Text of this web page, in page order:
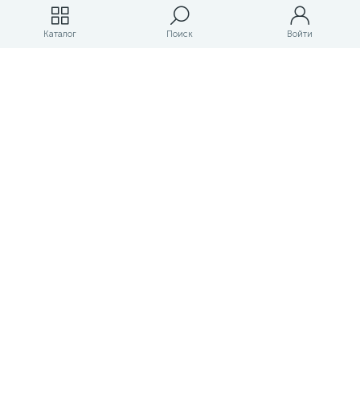
Каталог Поиск Войти
Магазины